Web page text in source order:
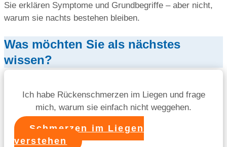
Sie erklären Symptome und Grundbegriffe – aber nicht,
warum sie nachts bestehen bleiben.
Was möchten Sie als nächstes
wissen?
Ich habe Rückenschmerzen im Liegen und frage
mich, warum sie einfach nicht weggehen.
Schmerzen im Liegen
verstehen